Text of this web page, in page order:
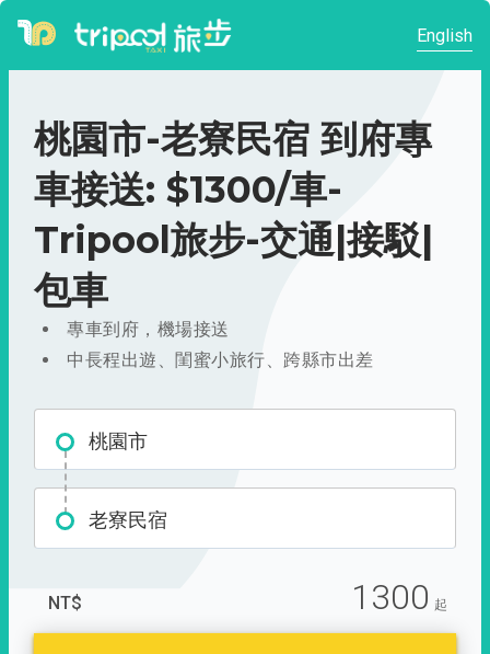
English
桃園市-老寮民宿 到府專
車接送: $1300/車-
Tripool旅步-交通|接駁|
包車
專車到府，機場接送
中長程出遊、閨蜜小旅行、跨縣市出差
桃園市
老寮民宿
NT$ 1300 起